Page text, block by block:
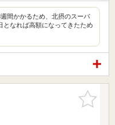
間かかるため、北摂のスーパ
となれば高額になってきたため
お気に入
りに追加